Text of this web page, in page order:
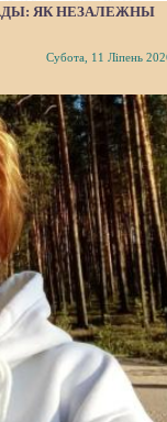
ЯК НЕЗАЛЕЖНЫ
Субота, 11 Ліпень